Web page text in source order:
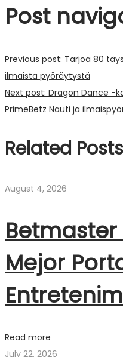
Post
Previous post: Tarjoa 80
ilmaista pyöräytystä
Next post: Dragon Dance -
PrimeBetz Nauti ja
Related Posts
August 4, 2026
Betmaster
Mejor
Read more
July 22, 2026